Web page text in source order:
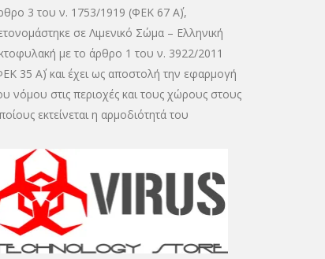
3 του ν. 1753/1919 (ΦΕΚ 67 Α΄),
σε Λιμενικό Σώμα – Ελληνική
με το άρθρο 1 του ν. 3922/2011
35 Α΄) και έχει ως αποστολή την εφαρμογή
νόμου στις περιοχές και τους χώρους στους
εκτείνεται η αρμοδιότητά του